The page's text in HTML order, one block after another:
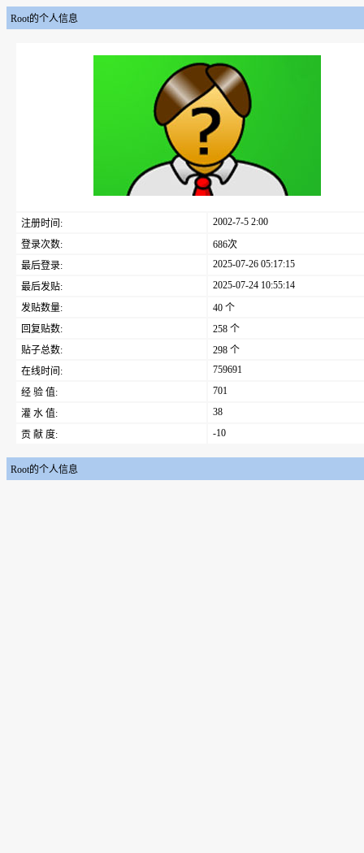
Root的个人信息
注册时间:
2002-7-5 2:00
登录次数:
686次
最后登录:
2025-07-26 05:17:15
最后发贴:
2025-07-24 10:55:14
发贴数量:
40 个
回复贴数:
258 个
贴子总数:
298 个
在线时间:
759691
经 验 值:
701
灌 水 值:
38
贡 献 度:
-10
Root的个人信息